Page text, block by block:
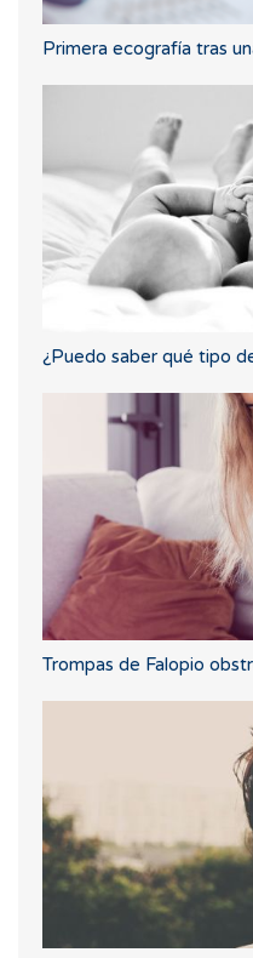
Primera ecografía tras
¿Puedo saber qué tipo
Trompas de Falopio